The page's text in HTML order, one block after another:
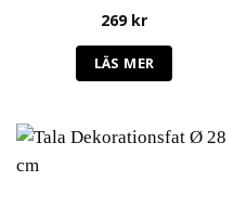
269 kr
LÄS MER